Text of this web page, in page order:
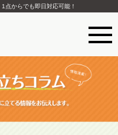
点からでも即日対応可能！